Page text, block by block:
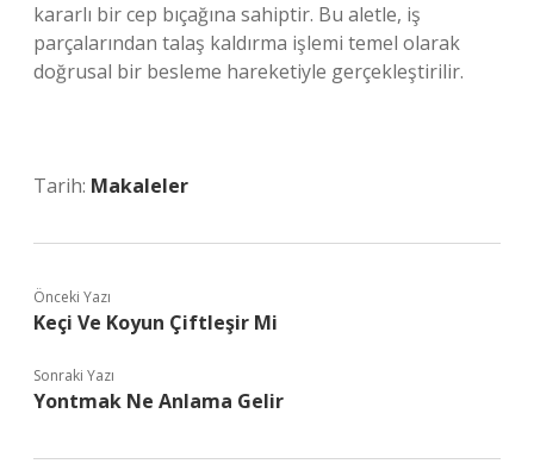
kararlı bir cep bıçağına sahiptir. Bu aletle, iş
parçalarından talaş kaldırma işlemi temel olarak
doğrusal bir besleme hareketiyle gerçekleştirilir.
Tarih: Makaleler
Önceki Yazı
Keçi Ve Koyun Çiftleşir Mi
Sonraki Yazı
Yontmak Ne Anlama Gelir